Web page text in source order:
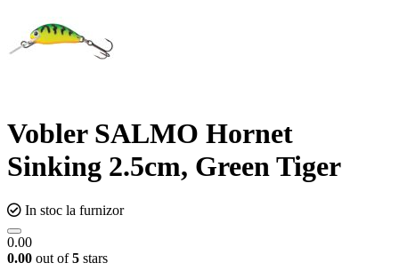
Vobler SALMO Hornet
Sinking 2.5cm, Green Tiger
In stoc la furnizor
0.00
0.00 out of5 stars